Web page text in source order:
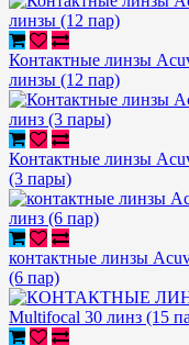
Контактные линзы
линзы (12 пар)
Контактные линзы
(3 пары)
контактные линзы
(6 пар)